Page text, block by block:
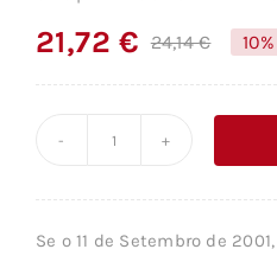
24,14€O
era:
21,72€
O
é:
Se o 11 de Setembro de